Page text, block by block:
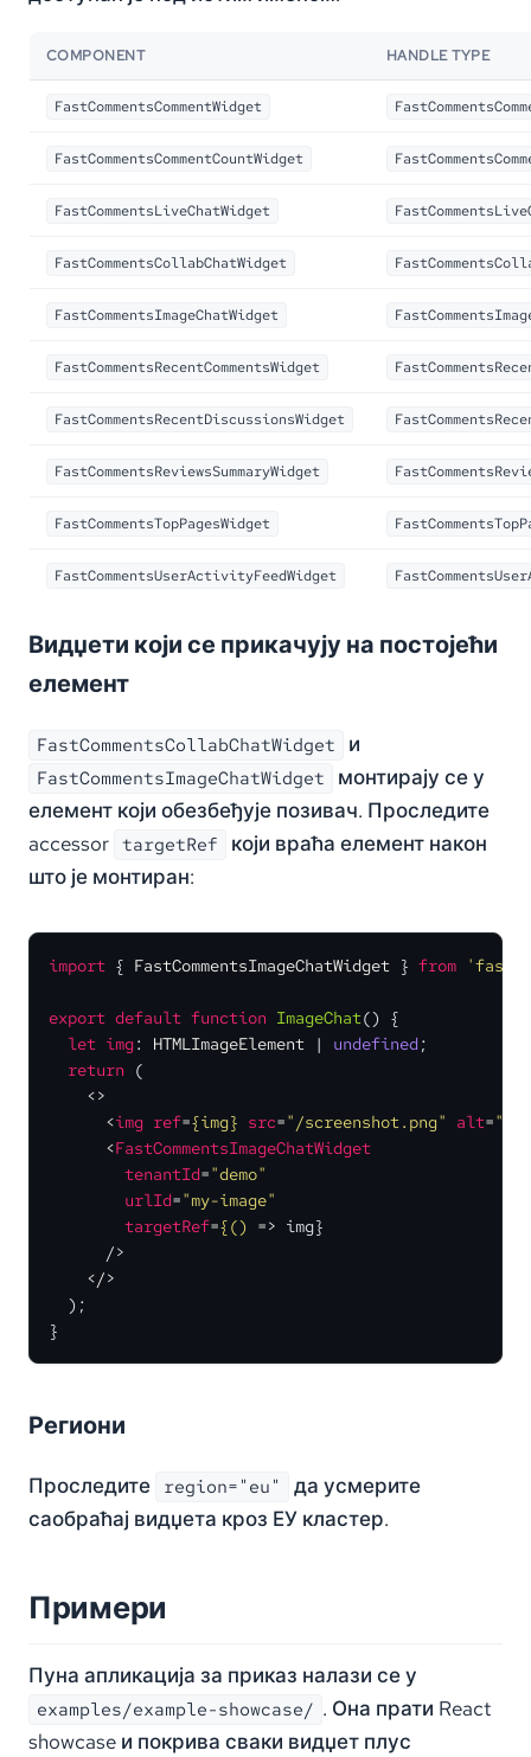
COMPONENT HANDLE TYPE
FastCommentsCommentWidget
FastCommentsCommentCountWidget
FastCommentsLiveChatWidget
FastCommentsCollabChatWidget
FastCommentsImageChatWidget
FastCommentsRecentCommentsWidget
FastCommentsRecentDiscussionsWidget
FastCommentsReviewsSummaryWidget
FastCommentsTopPagesWidget
FastCommentsUserActivityFeedWidget
Видџети који се прикачују на постојећи
елемент
FastCommentsCollabChatWidget и
FastCommentsImageChatWidget
монтирају се у
елемент који обезбеђује позивач. Проследите
accessor targetRef
који враћа елемент након
што је монтиран:
import { FastCommentsImageChatWidget } from
export default function ImageChat() {
let img: HTMLImageElement | undefined;
return (
<>
<img ref={img} src="/screenshot.png" alt=""
<FastCommentsImageChatWidget
tenantId="demo"
urlId="my-image"
targetRef={() => img}
      />
</>
  );
}
Региони
Проследите region="eu"
да усмерите
саобраћај видџета кроз ЕУ кластер.
Примери
Пуна апликација за приказ налази се у
examples/example-showcase/ . Она прати React
showcase и покрива сваки видџет плус